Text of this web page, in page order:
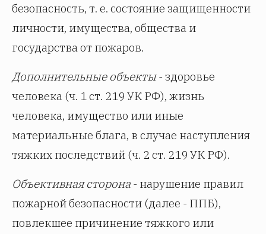
безопасность, т. е. состояние защищенности
личности, имущества, общества и
государства от пожаров.
Дополнительные объекты- здоровье
человека (ч. 1 ст. 219 УК РФ), жизнь
человека, имущество или иные
материальные блага, в случае наступления
тяжких последствий (ч. 2 ст. 219 УК РФ).
Объективная сторона - нарушение правил
пожарной безопасности (далее - ППБ),
повлекшее причинение тяжкого или